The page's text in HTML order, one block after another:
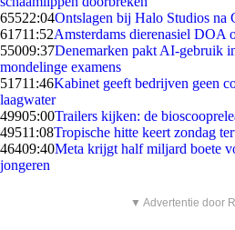
65522:04Ontslagen bij Halo Studios na
61711:52Amsterdams dierenasiel DOA
55009:37Denemarken pakt AI-gebruik
mondelinge examens
51711:46Kabinet geeft bedrijven geen
laagwater
49905:00Trailers kijken: de
49511:08Tropische hitte keert zondag
46409:40Meta krijgt half miljard boete
jongeren
▼ Advertentie door